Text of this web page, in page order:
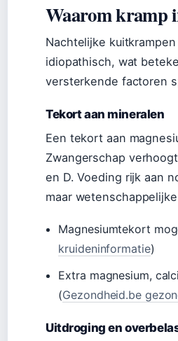
Waarom kramp
Nachtelijke
idiopathisch, wat
versterkende factoren
Tekort aan mineralen
Een tekort aan
Zwangerschap
en D. Voeding rijk aan
maar
Magnesiumtekort
kruideninformatie)
Extra magnesium,
(Gezondheid.be
Uitdroging en